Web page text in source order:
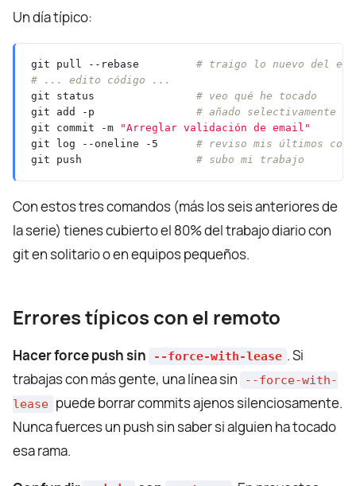
Un día típico:
git pull --rebase # traigo lo nuevo del
# ... edito código ...
git status # veo qué he tocado
git add -p # añado selectivamente
git commit -m
"Arreglar validación de email"
git log --oneline -5 # reviso mis últimos
git push # subo mi trabajo
Con estos tres comandos (más los seis anteriores de
la serie) tienes cubierto el 80% del trabajo diario con
git en solitario o en equipos pequeños.
Errores típicos con el remoto
Hacer force push sin --force-with-lease . Si
trabajas con más gente, una línea sin
--force-with-
lease puede borrar commits ajenos silenciosamente.
Nunca fuerces un push sin saber si alguien ha tocado
esa rama.